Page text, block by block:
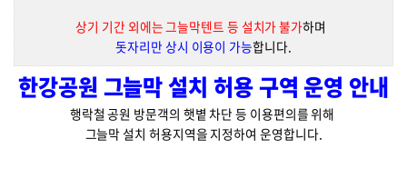
상기 기간 외에는 그늘막텐트 등 설치가 불가하며
돗자리만 상시 이용이 가능합니다.
한강공원 그늘막 설치 허용 구역 운영 안내
행락철 공원 방문객의 햇볕 차단 등 이용편의를 위해
그늘막 설치 허용지역을 지정하여 운영합니다.